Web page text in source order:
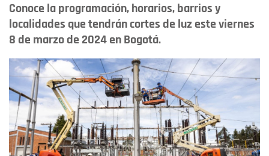
Conoce la programación, horarios, barrios y
localidades que tendrán cortes de luz este viernes
8 de marzo de 2024 en Bogotá.